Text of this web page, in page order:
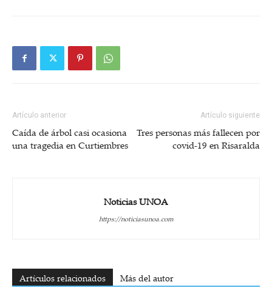
Artículo anterior
Caída de árbol casi ocasiona
una tragedia en Curtiembres
Artículo siguiente
Tres personas más fallecen por
covid-19 en Risaralda
Noticias UNOA
https://noticiasunoa.com
Artículos relacionados Más del autor